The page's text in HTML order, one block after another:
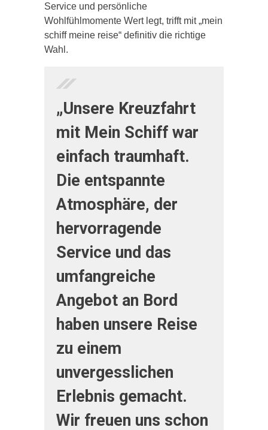
Service und persönliche
Wohlfühlmomente Wert legt, trifft mit „mein
schiff meine reise“ definitiv die richtige
Wahl.
„Unsere Kreuzfahrt
mit Mein Schiff war
einfach traumhaft.
Die entspannte
Atmosphäre, der
hervorragende
Service und das
umfangreiche
Angebot an Bord
haben unsere Reise
zu einem
unvergesslichen
Erlebnis gemacht.
Wir freuen uns schon